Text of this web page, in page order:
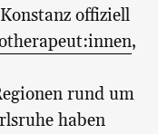
offiziell
,
rund um
haben